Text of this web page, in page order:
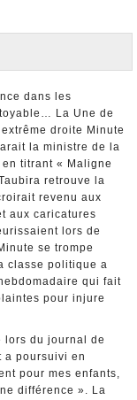
dans les
La Une de
droite Minute
la ministre de la
titrant « Maligne
retrouve la
revenu aux
aux caricatures
lors de
se trompe
classe politique a
qui fait
pour injure
lors du journal de
a poursuivi en
pour mes enfants,
différence ». La